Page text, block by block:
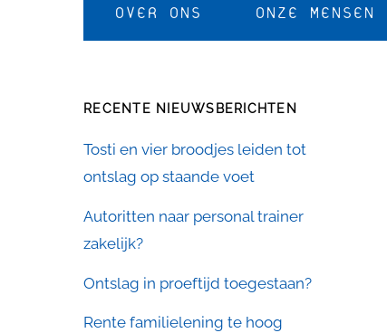
OVER ONS ONZE MENSEN
RECENTE NIEUWSBERICHTEN
Tosti en vier broodjes leiden tot
ontslag op staande voet
Autoritten naar personal trainer
zakelijk?
Ontslag in proeftijd toegestaan?
Rente familielening te hoog